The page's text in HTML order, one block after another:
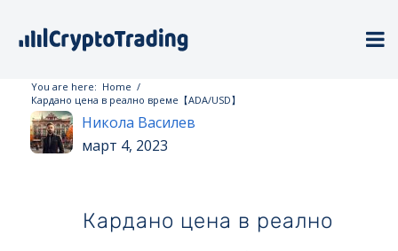
You are here: Home /
Кардано цена в реално време【ADA/USD】
Никола Василев
март 4, 2023
Кардано цена в реално